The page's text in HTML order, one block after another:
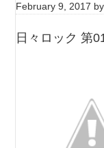
February 9, 2017 by
日々ロック 第